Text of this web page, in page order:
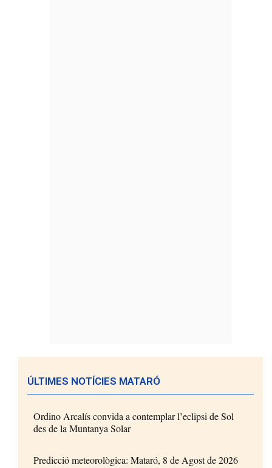
ÚLTIMES NOTÍCIES MATARÓ
Ordino Arcalís convida a contemplar l’eclipsi de Sol
des de la Muntanya Solar
Predicció meteorològica: Mataró, 8 de Agost de 2026